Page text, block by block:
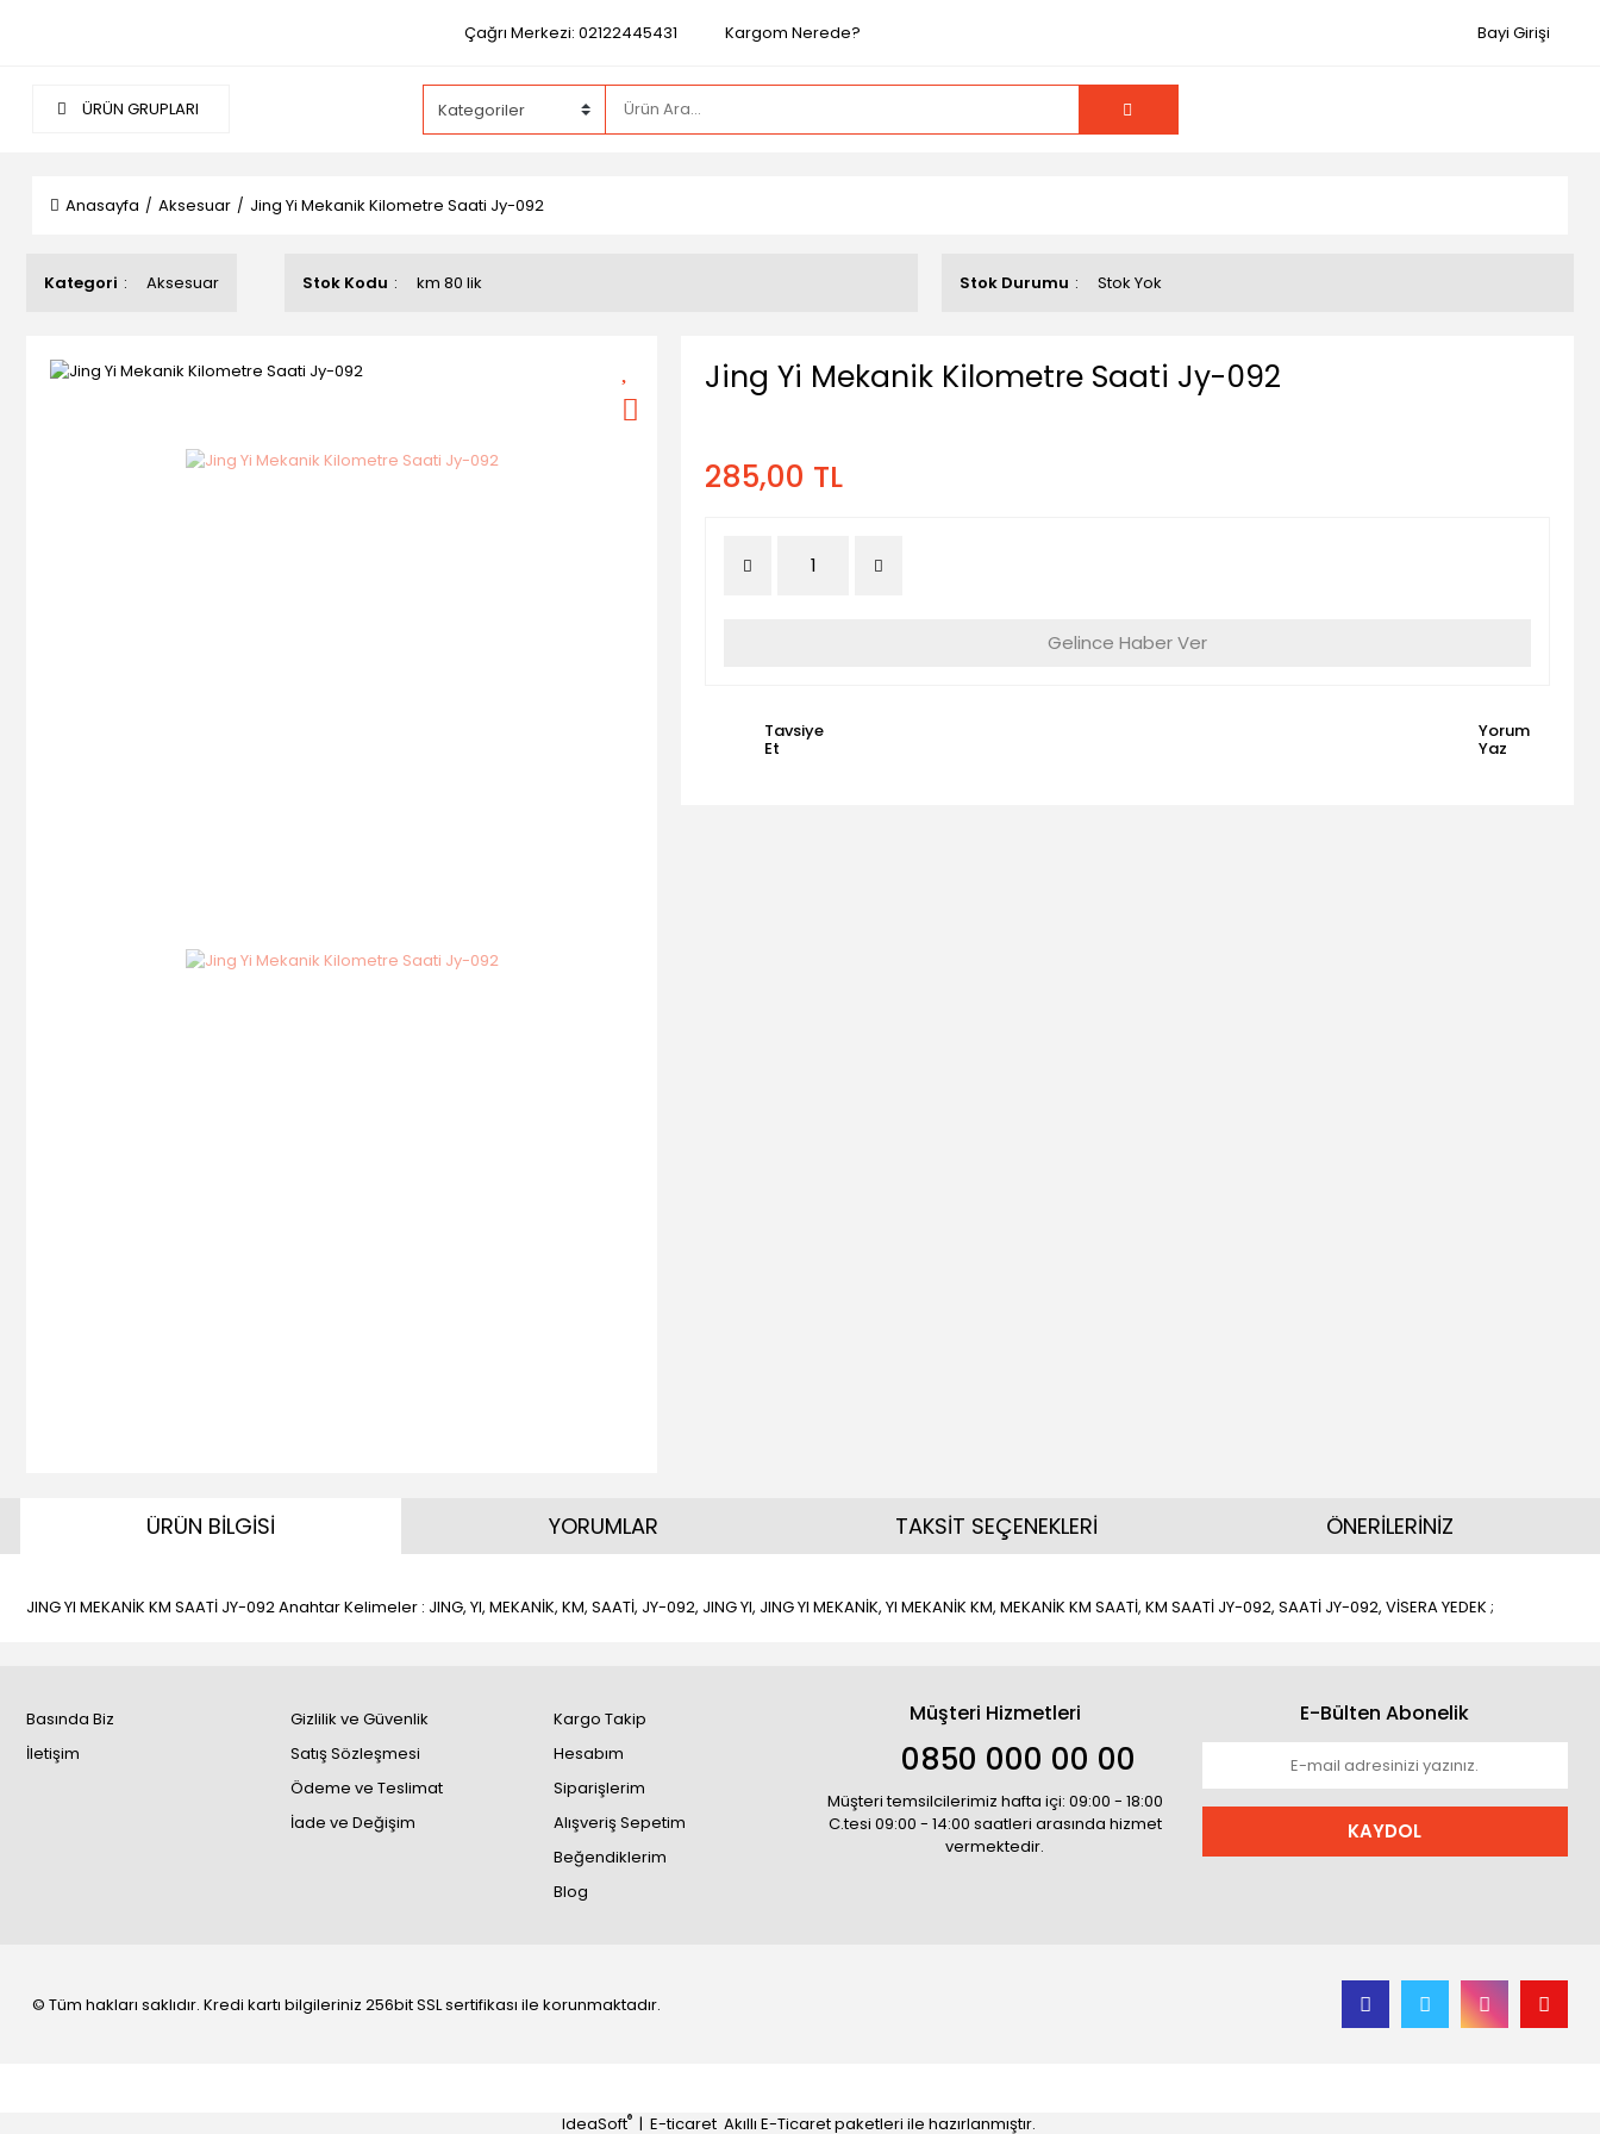
Çağrı Merkezi: 02122445431 Kargom Nerede? Bayi Girişi
ÜRÜN GRUPLARI
Anasayfa Aksesuar Jing Yi Mekanik Kilometre Saati Jy-092
Kategori Aksesuar Stok Kodu km 80 lik Stok Durumu Stok Yok
Jing Yi Mekanik Kilometre Saati Jy-092
285,00 TL
Gelince Haber Ver
Tavsiye
Et
Yorum
Yaz
ÜRÜN BİLGİSİ
JING YI MEKANİK KM SAATİ JY-092 Anahtar Kelimeler : JING, YI, MEKANİK, KM, SAATİ, JY-092, JING YI, JING YI MEKANİK, YI MEKANİK KM, MEKANİK KM SAATİ, KM SAATİ JY-092, SAATİ JY-092, VİSERA YEDEK ;
YORUMLAR TAKSİT SEÇENEKLERİ ÖNERİLERİNİZ
Basında Biz
İletişim
Gizlilik ve Güvenlik
Satış Sözleşmesi
Ödeme ve Teslimat
İade ve Değişim
Kargo Takip
Hesabım
Siparişlerim
Alışveriş Sepetim
Beğendiklerim
Blog
Müşteri Hizmetleri
0850 000 00 00
Müşteri temsilcilerimiz hafta içi: 09:00 - 18:00
C.tesi 09:00 - 14:00 saatleri arasında hizmet
vermektedir.
E-Bülten Abonelik
KAYDOL
© Tüm hakları saklıdır. Kredi kartı bilgileriniz 256bit SSL sertifikası ile korunmaktadır.
IdeaSoft® | E-ticaret Akıllı E-Ticaret paketleri ile hazırlanmıştır.